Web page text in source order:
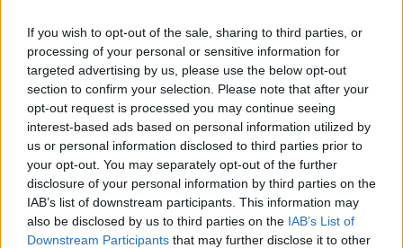
If you wish to opt-out of the sale, sharing to third parties, or
processing of your personal or sensitive information for
targeted advertising by us, please use the below opt-out
section to confirm your selection. Please note that after your
opt-out request is processed you may continue seeing
interest-based ads based on personal information utilized by
us or personal information disclosed to third parties prior to
your opt-out. You may separately opt-out of the further
disclosure of your personal information by third parties on the
IAB’s list of downstream participants. This information may
also be disclosed by us to third parties on the IAB’s List of
Downstream Participants that may further disclose it to other
​Crapa pelada
​I soliti noti
Arie
​Vaccine Easing
No profit
Dragonheart
Con-ter?
​Con-te
Coincidenze e crisi
L'amico
​L’anno del vaccino
Giulio Regeni